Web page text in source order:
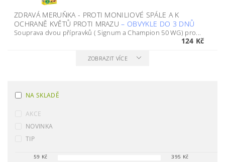
ZDRAVÁ MERUŇKA - PROTI MONILIOVÉ SPÁLE A K
OCHRANĚ KVĚTŮ PROTI MRAZU– OBVYKLE DO 3 DNŮ
Souprava dvou přípravků ( Signum a Champion 50 WG) pro...
124 Kč
ZOBRAZIT VÍCE
NA SKLADĚ
AKCE
NOVINKA
TIP
59 Kč 395 Kč